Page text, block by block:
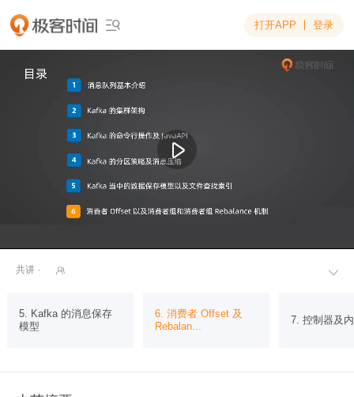
 打开APP 登录

共讲 · 
5. Kafka 的消息保存
模型
6. 消费者 Offset 及
Rebalan...
7. 控制器及